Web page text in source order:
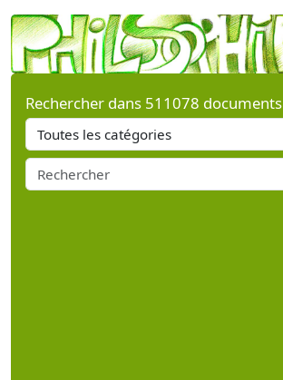
Rechercher dans 511078 documents